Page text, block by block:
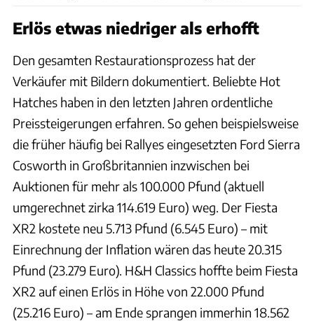
Erlös etwas niedriger als erhofft
Den gesamten Restaurationsprozess hat der
Verkäufer mit Bildern dokumentiert. Beliebte Hot
Hatches haben in den letzten Jahren ordentliche
Preissteigerungen erfahren. So gehen beispielsweise
die früher häufig bei Rallyes eingesetzten Ford Sierra
Cosworth in Großbritannien inzwischen bei
Auktionen für mehr als 100.000 Pfund (aktuell
umgerechnet zirka 114.619 Euro) weg. Der Fiesta
XR2 kostete neu 5.713 Pfund (6.545 Euro) – mit
Einrechnung der Inflation wären das heute 20.315
Pfund (23.279 Euro). H&H Classics hoffte beim Fiesta
XR2 auf einen Erlös in Höhe von 22.000 Pfund
(25.216 Euro) – am Ende sprangen immerhin 18.562